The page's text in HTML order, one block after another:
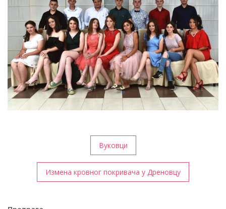
чланка
Вуковци
Измена кровног покривача у Дреновцу